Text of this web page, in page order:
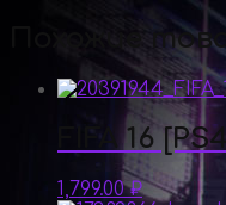
Похожие
FIFA 16
1,799.00₽